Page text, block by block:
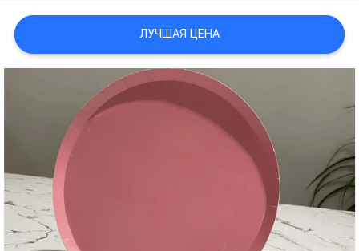
КАРТА
САЙТА
PRIVACY
POLICY
ЛУЧШАЯ ЦЕНА